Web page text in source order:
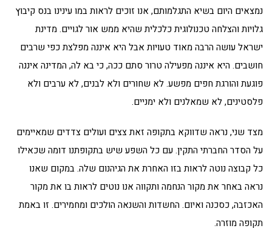
נמצאים היום בשיא התגלמותם, אנו זוכים לראות במו עינינו בנס קיבוץ
גלויות והצלחה טכנולוגית כלכלית שהיא ממש אור לגויים. מדינת
ישראל עושה הרבה מאוד טעויות אבל היא איננה מפלצת כפי שרבים
חושבים. היא איננה מפעילה טרור סתם ככה, כי בא לה, המדינה איננה
פוגעת והורגת חפים מפשע. לא שחורים ולא לבנים, לא ערבים ולא
פלסטינים, לא שמאלנים ולא ימניים.
מצד שני, נראה שדווקא בתקופה זאת צצים ועולים צדדים שמאיימים
על הסדר החברתי התקין. עם כל השפע שיש בתקופתנו דומה שכאילו
כל קבוצה נוטה לראות בזו האחרת את הגיהנום שלה. במקום שאנו
נראה באחר את מקור הנחמה ותקווה אנו נוטים לראות בו את מקור
האכזבה, כסכנה ואיום. החשדות והשנאה הולכים ומחמירים. זו באמת
תקופה מוזרה.